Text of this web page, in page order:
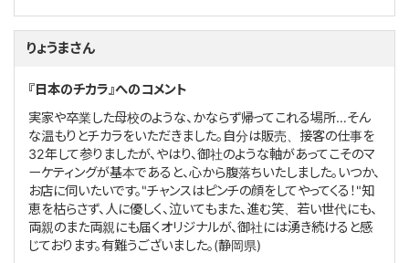
りょうまさん
『日本のチカラ』へのコメント
実家や卒業した母校のような、かならず帰ってこれる場所…そん
な温もりとチカラをいただきました。自分は販売、接客の仕事を
32年して参りましたが、やはり、御社のような軸があってこそのマ
ーケティングが基本であると、心から腹落ちいたしました。いつか、
お店に伺いたいです。"チャンスはピンチの顔をしてやってくる！"知
恵を枯らさず、人に優しく、泣いてもまた、進む笑、若い世代にも、
両親のまた両親にも届くオリジナルが、御社には湧き続けると感
じております。有難うございました。(静岡県)